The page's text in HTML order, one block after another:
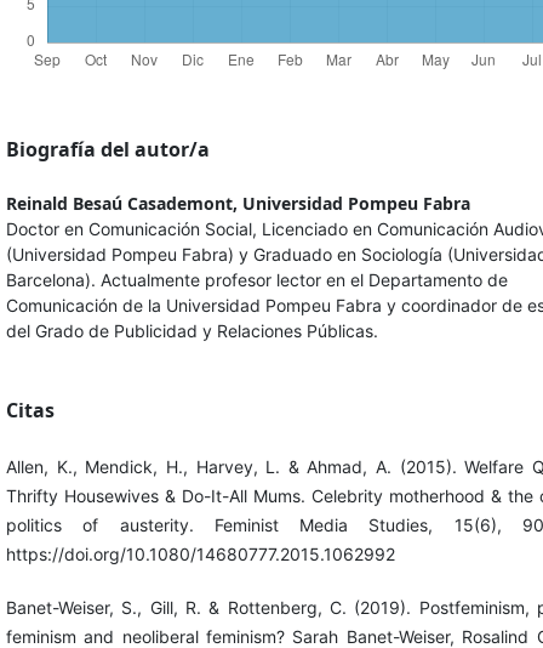
Biografía del autor/a
Reinald Besaú Casademont, Universidad Pompeu Fabra
Doctor en Comunicación Social, Licenciado en Comunicación
(Universidad Pompeu Fabra) y Graduado en Sociología
Barcelona). Actualmente profesor lector en el Departamento de
Comunicación de la Universidad Pompeu Fabra y coordinador de
del Grado de Publicidad y Relaciones Públicas.
Citas
Allen, K., Mendick, H., Harvey, L. & Ahmad, A. (2015). Welfare
Thrifty Housewives & Do-It-All Mums. Celebrity motherhood & the
politics of austerity. Feminist Media Studies, 15(6),
https://doi.org/10.1080/14680777.2015.1062992
Banet-Weiser, S., Gill, R. & Rottenberg, C. (2019). Postfeminism,
feminism and neoliberal feminism? Sarah Banet-Weiser, Rosalind